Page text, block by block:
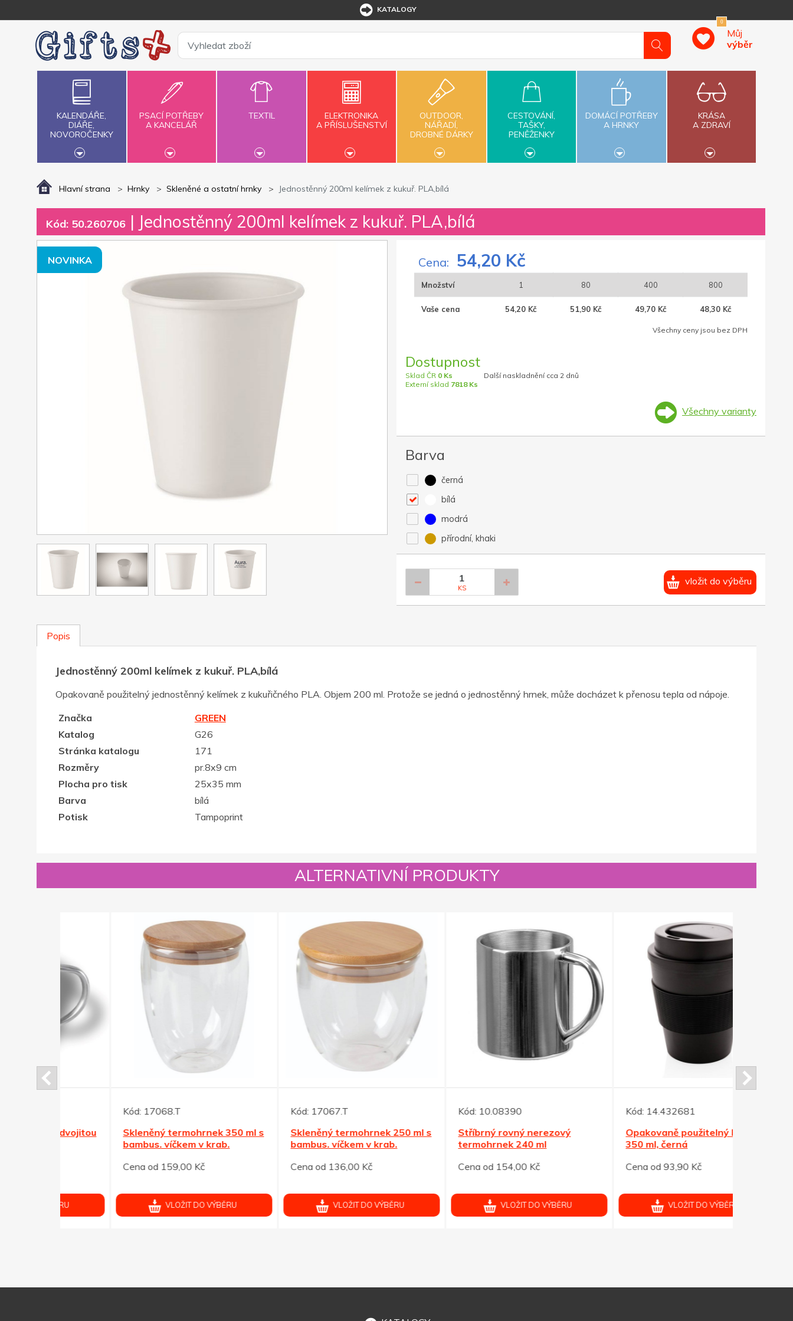
KATALOGY
0
Můj
výběr
KALENDÁŘE,
DIÁŘE,
NOVOROČENKY
PSACÍ POTŘEBY
A KANCELÁŘ
TEXTIL
ELEKTRONIKA
A PŘÍSLUŠENSTVÍ
OUTDOOR,
NÁŘADÍ,
DROBNÉ DÁRKY
CESTOVÁNÍ,
TAŠKY,
PENĚŽENKY
DOMÁCÍ POTŘEBY
A HRNKY
KRÁSA
A ZDRAVÍ
Hlavní strana Hrnky Skleněné a ostatní hrnky Jednostěnný 200ml kelímek z kukuř. PLA,bílá
Kód: 50.260706 | Jednostěnný 200ml kelímek z kukuř. PLA,bílá
NOVINKA Cena: 54,20 Kč
Množství 1 80 400 800
Vaše cena 54,20 Kč 51,90 Kč 49,70 Kč 48,30 Kč
Všechny ceny jsou bez DPH
Dostupnost
Sklad ČR 0 Ks
Externí sklad 7818 Ks
Další naskladnění cca 2 dnů
Všechny varianty
Barva
černá
bílá
modrá
přírodní, khaki
KS
vložit do výběru
Popis
Jednostěnný 200ml kelímek z kukuř. PLA,bílá
Opakovaně použitelný jednostěnný kelímek z kukuřičného PLA. Objem 200 ml. Protože se jedná o jednostěnný hrnek, může docházet k přenosu tepla od nápoje.
Značka
GREEN
Katalog
G26
Stránka katalogu
171
Rozměry
pr.8x9 cm
Plocha pro tisk
25x35 mm
Barva
bílá
Potisk
Tampoprint
ALTERNATIVNÍ PRODUKTY
17068.T
Skleněný termohrnek 350 ml s
bambus. víčkem v krab.
Cena od 159,00 Kč
VLOŽIT DO VÝBĚRU
17067.T
Skleněný termohrnek 250 ml s
bambus. víčkem v krab.
Cena od 136,00 Kč
VLOŽIT DO VÝBĚRU
10.08390
Stříbrný rovný nerezový
termohrnek 240 ml
Cena od 154,00 Kč
VLOŽIT DO VÝBĚRU
14.432681
Opakovaně použitelný hrnek
350 ml, černá
Cena od 93,90 Kč
VLOŽIT DO VÝBĚRU